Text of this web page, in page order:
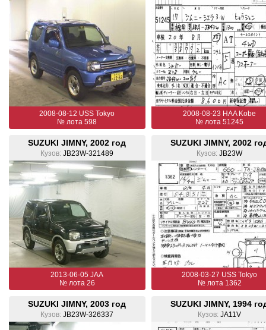
2008-08-12 USS Tokyo
№ лота 598
2008-08-23 HAA Kobe
№ лота 51245
SUZUKI JIMNY, 2002 год
Кузов: JB23W-321489
2013-06-05 JAA
№ лота 26
SUZUKI JIMNY, 2002
Кузов: JB23W
2008-03-27 USS Tokyo
№ лота 1362
SUZUKI JIMNY, 2003 год
Кузов: JB23W-326337
SUZUKI JIMNY, 1994
Кузов: JA11V